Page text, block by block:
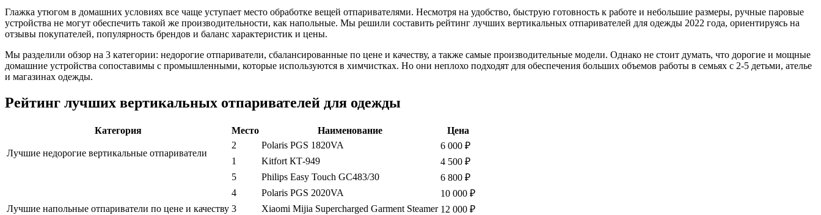
Глажка утюгом в домашних условиях все чаще уступает место обработке вещей отпаривателями. Несмотря на удобство, быструю готовность к работе и небольшие размеры, ручные паровые
устройства не могут обеспечить такой же производительности, как напольные. Мы решили составить рейтинг лучших вертикальных отпаривателей для одежды 2022 года, ориентируясь на
отзывы покупателей, популярность брендов и баланс характеристик и цены.
Мы разделили обзор на 3 категории: недорогие отпариватели, сбалансированные по цене и качеству, а также самые производительные модели. Однако не стоит думать, что дорогие и мощные
домашние устройства сопоставимы с промышленными, которые используются в химчистках. Но они неплохо подходят для обеспечения больших объемов работы в семьях с 2-5 детьми, ателье
и магазинах одежды.
Рейтинг лучших вертикальных отпаривателей для одежды
Категория Место Наименование Цена
Лучшие недорогие вертикальные отпариватели
2 Polaris PGS 1820VA
6 000 ₽
1
Kitfort КТ-949 4 500 ₽
Лучшие напольные отпариватели по цене и качеству
5 Philips Easy Touch GC483/30
6 800 ₽
4
Polaris PGS 2020VA
10 000 ₽
3
Xiaomi Mijia Supercharged Garment Steamer 12 000 ₽